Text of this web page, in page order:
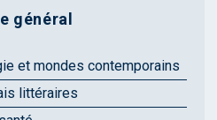
général
et mondes contemporains
littéraires